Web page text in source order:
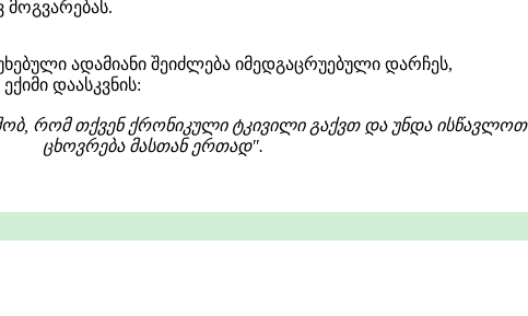
ადამიანი შეიძლება იმედგაცრუებული დარჩეს,
დაასკვნის:
რომ თქვენ ქრონიკული ტკივილი გაქვთ და უნდა ისწავლოთ
ცხოვრება მასთან ერთად".